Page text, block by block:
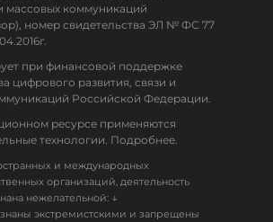
массовых коммуникаций
номер свидетельства ЭЛ № ФС 77
при финансовой поддержке
цифрового развития, связи и
Российской Федерации.
ресурсе применяются
технологии. Подробнее.
и международных
организаций, деятельность
нежелательной: ↓
экстремистскими и запрещены